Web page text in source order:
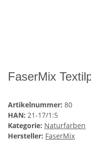
FaserMix
Artikelnummer: 80
HAN: 21-17/1:5
Kategorie: Naturfarben
Hersteller: FaserMix